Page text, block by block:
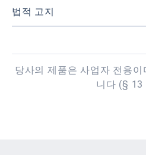
법적 고지
당사의 제품은 사업자 전용
니다 (§ 13